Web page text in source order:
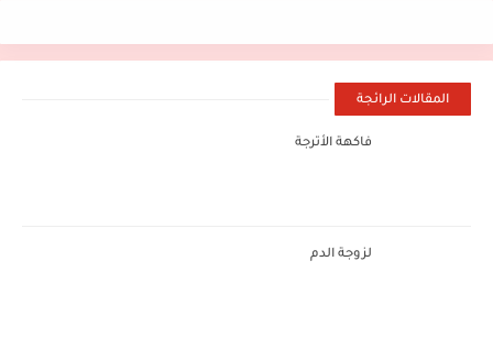
المقالات الرائجة
فاكهة الأترجة
لزوجة الدم